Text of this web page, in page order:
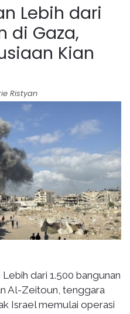
Lebih dari
di Gaza,
Kian
Ristyan
Lebih dari 1.500 bangunan
Al-Zeitoun, tenggara
Israel memulai operasi